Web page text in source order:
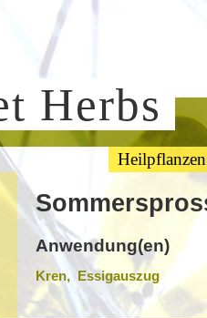
Herbs
Heilpflanzen
Anwendung(en)
Kren, Essigauszug